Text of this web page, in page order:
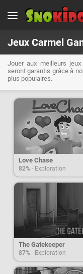
Jeux Carmel
Jouer aux meilleurs
seront garantis grâce à
plus populaires.
Love Chase
82% - Exploration
The Gatekeeper
87% - Exploration